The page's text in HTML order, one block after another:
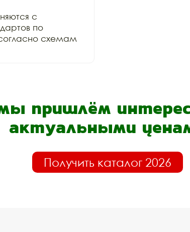
с
по
схемам
пришлём
актуальными
Получить каталог 2026